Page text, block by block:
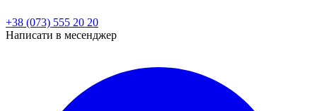
+38 (073) 555 20 20
Написати в месенджер